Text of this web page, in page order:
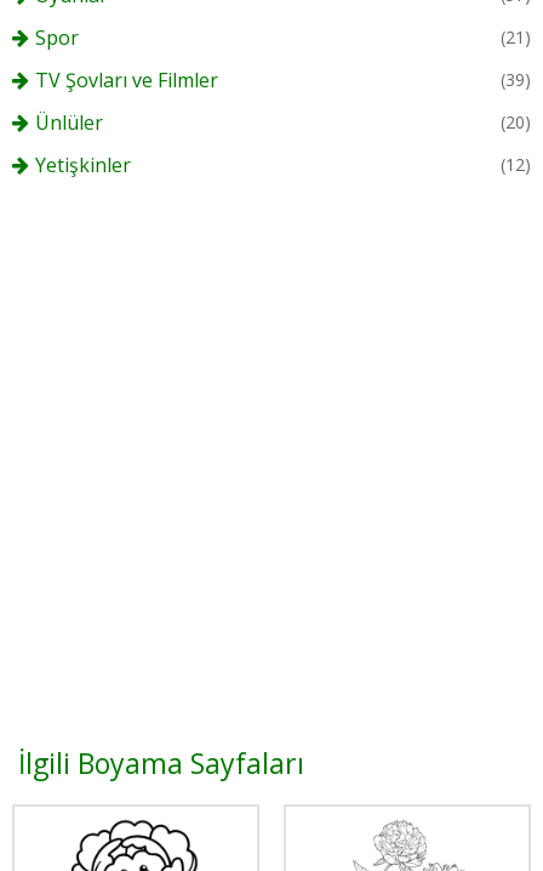
Spor (21)
TV Şovları ve Filmler (39)
Ünlüler (20)
Yetişkinler (12)
İlgili Boyama Sayfaları